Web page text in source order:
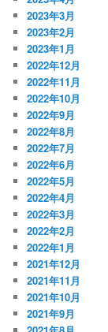
2023年3月
2023年2月
2023年1月
2022年12月
2022年11月
2022年10月
2022年9月
2022年8月
2022年7月
2022年6月
2022年5月
2022年4月
2022年3月
2022年2月
2022年1月
2021年12月
2021年11月
2021年10月
2021年9月